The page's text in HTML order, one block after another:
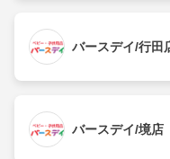
バースデイ/行田
バースデイ/境店